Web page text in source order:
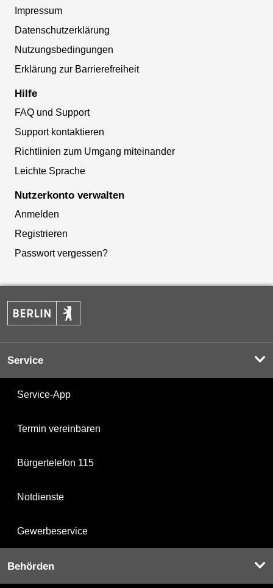
Impressum
Datenschutzerklärung
Nutzungsbedingungen
Erklärung zur Barrierefreiheit
Hilfe
FAQ und Support
Support kontaktieren
Richtlinien zum Umgang miteinander
Leichte Sprache
Nutzerkonto verwalten
Anmelden
Registrieren
Passwort vergessen?
Service
Service-App
Termin vereinbaren
Bürgertelefon 115
Notdienste
Gewerbeservice
Behörden